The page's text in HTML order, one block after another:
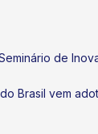
de
Brasil vem